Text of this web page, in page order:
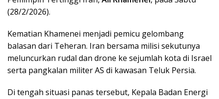
(28/2/2026).
Kematian Khamenei menjadi pemicu gelombang
balasan dari Teheran. Iran bersama milisi sekutunya
meluncurkan rudal dan drone ke sejumlah kota di Israel
serta pangkalan militer AS di kawasan Teluk Persia.
Di tengah situasi panas tersebut, Kepala Badan Energi